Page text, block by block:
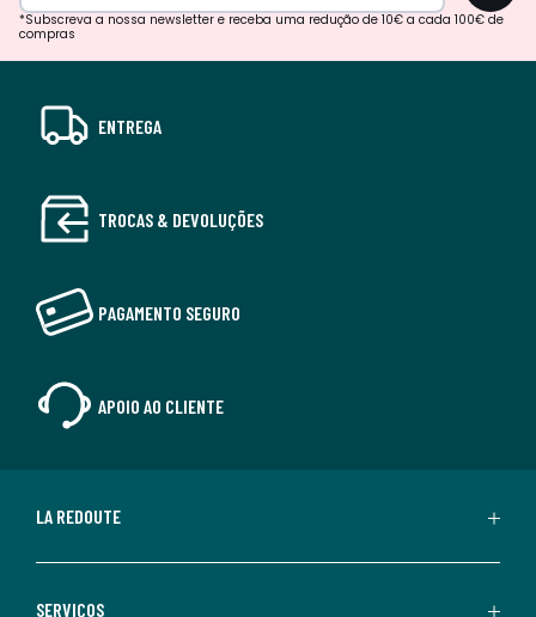
*Subscreva a nossa newsletter e receba uma redução de 10€ a cada 100€ de
compras
ENTREGA
TROCAS & DEVOLUÇÕES
PAGAMENTO SEGURO
APOIO AO CLIENTE
LA REDOUTE
SERVIÇOS